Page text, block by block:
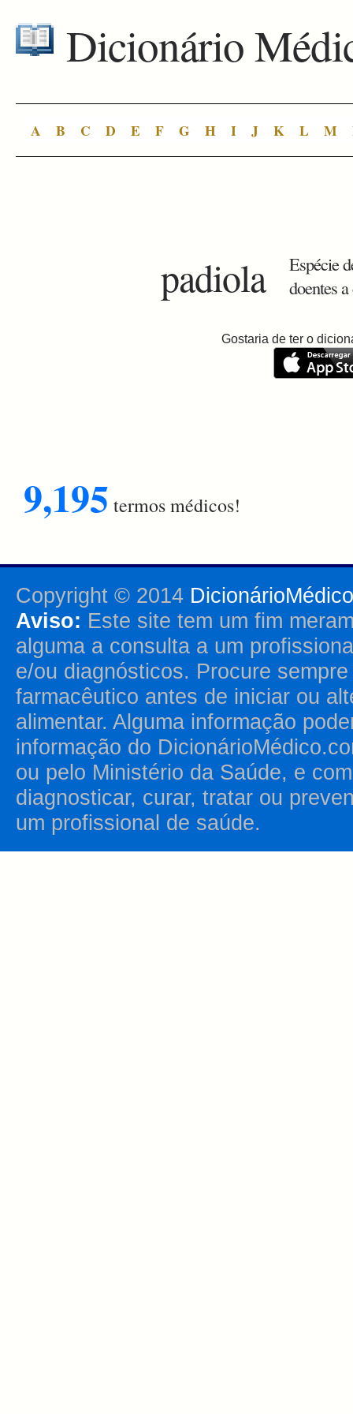
Dicionário
A B C D E F G H I J K L M
padiola
Espécie
doentes
Gostaria de ter o
9,195 termos médicos!
Copyright © 2014
Aviso: Este site tem um fim
alguma a consulta a um
e/ou diagnósticos. Procure
farmacêutico antes de iniciar ou
alimentar. Alguma informação
informação do
ou pelo Ministério da Saúde, e
diagnosticar, curar, tratar ou
um profissional de saúde.